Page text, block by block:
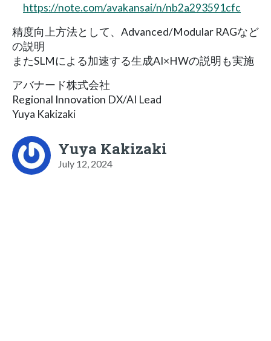
https://note.com/avakansai/n/nb2a293591cfc
精度向上方法として、Advanced/Modular RAGなど
の説明
またSLMによる加速する生成AI×HWの説明も実施
アバナード株式会社
Regional Innovation DX/AI Lead
Yuya Kakizaki
Yuya Kakizaki
July 12, 2024